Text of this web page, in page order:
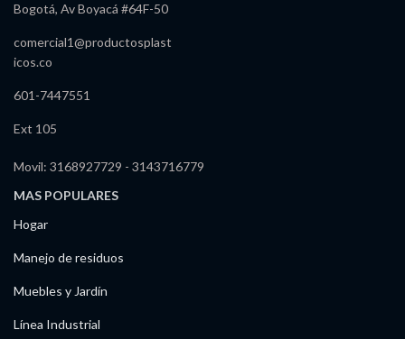
Bogotá, Av Boyacá #64F-50
comercial1@productosplast
icos.co
601-7447551
Ext 105
Movil: 3168927729 - 3143716779
MAS POPULARES
Hogar
Manejo de residuos
Muebles y Jardín
Línea Industrial